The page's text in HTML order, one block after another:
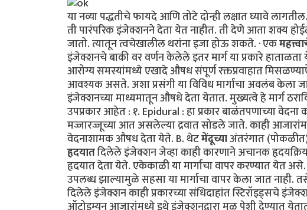
या नव्या पद्धतीचे फायदे आणि तोटे दोन्ही लक्षात घ्यावे
ती पारंपरिक इंजेक्शनने देता येत नाहीत. ती देणे आता शक्य
जातो. त्यातून त्वचेखालील थरांना इजा होऊ शकते. · एक
इंजेक्शनचे बाकी वर वर्णन केलेले इतर मार्ग या प्रकारे
आरोग्य समस्यांमध्ये एखादे औषध संपूर्ण रक्तप्रवाहात
आवश्यक असते. अशा प्रसंगी या विविध मार्गांचा अवलंब केला
इंजेक्शनच्या माध्यमातून औषधे देता येतात. मुख्यत्वे हे मार्ग
उपप्रकार आहेत : १. Epidural : हा प्रकार बाळंतपणाच्या
मज्जारज्जूच्या आत असलेल्या द्रवात सोडले जाते. काही
वेदनाशामक औषध देता येते. B. थेटमेंदूच्याअंतरंगात (पोकळीत)
हृदयातदिलेले इंजेक्शन जेव्हा काही कारणाने अचानक
हृदयात देता येते. एकेकाळी या मार्गाचा वापर करण्यात येत
उपलब्ध झाल्यामुळे सहसा या मार्गाचा वापर केला जात नाही.
दिलेले इंजेक्शन काही प्रकारच्या संधिदाहांत स्टिरॉइड्सचे